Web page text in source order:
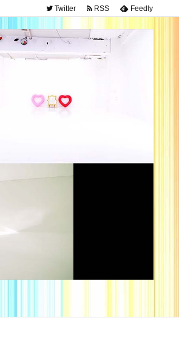
Twitter RSS Feedly